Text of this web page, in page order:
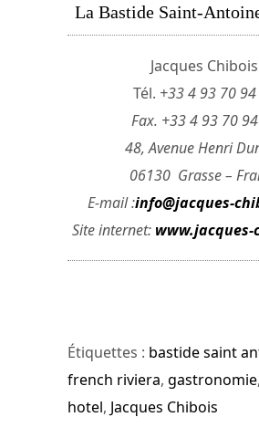
La Bastide Saint-
Jacques Chibois
Tél. +33 4 93 70
Fax. +33 4 93 70
48, Avenue Henri
06130 Grasse –
E-mail :info@jacques-
Site internet: www.jacques-
Étiquettes : bastide saint
french riviera, gastronomie,
hotel, Jacques Chibois